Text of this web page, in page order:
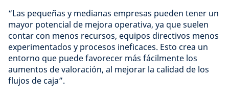
“Las pequeñas y medianas empresas pueden tener un
mayor potencial de mejora operativa, ya que suelen
contar con menos recursos, equipos directivos menos
experimentados y procesos ineficaces. Esto crea un
entorno que puede favorecer más fácilmente los
aumentos de valoración, al mejorar la calidad de los
flujos de caja”.